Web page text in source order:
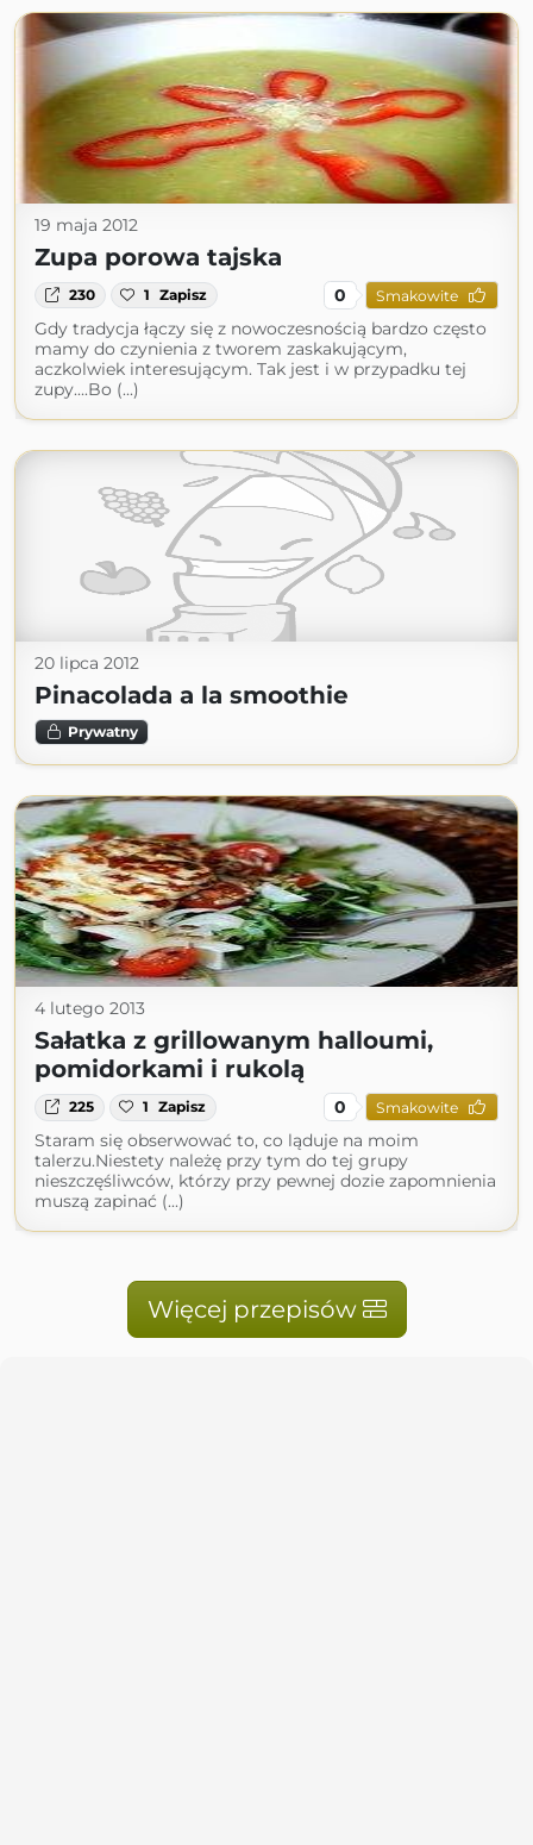
19 maja 2012
Zupa porowa tajska
230 1 Zapisz 0 Smakowite
Gdy tradycja łączy się z nowoczesnością bardzo często
mamy do czynienia z tworem zaskakującym,
aczkolwiek interesującym. Tak jest i w przypadku tej
zupy....Bo (...)
20 lipca 2012
Pinacolada a la smoothie
Prywatny
4 lutego 2013
Sałatka z grillowanym halloumi,
pomidorkami i rukolą
225 1 Zapisz 0 Smakowite
Staram się obserwować to, co ląduje na moim
talerzu.Niestety należę przy tym do tej grupy
nieszczęśliwców, którzy przy pewnej dozie zapomnienia
muszą zapinać (...)
Więcej przepisów